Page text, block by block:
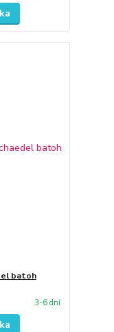
batoh
3-6 dní